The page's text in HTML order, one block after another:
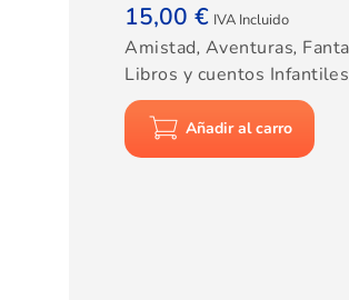
15,00€ IVA Incluido
Amistad, Aventuras,
Libros y cuentos Infantiles
Añadir al carro